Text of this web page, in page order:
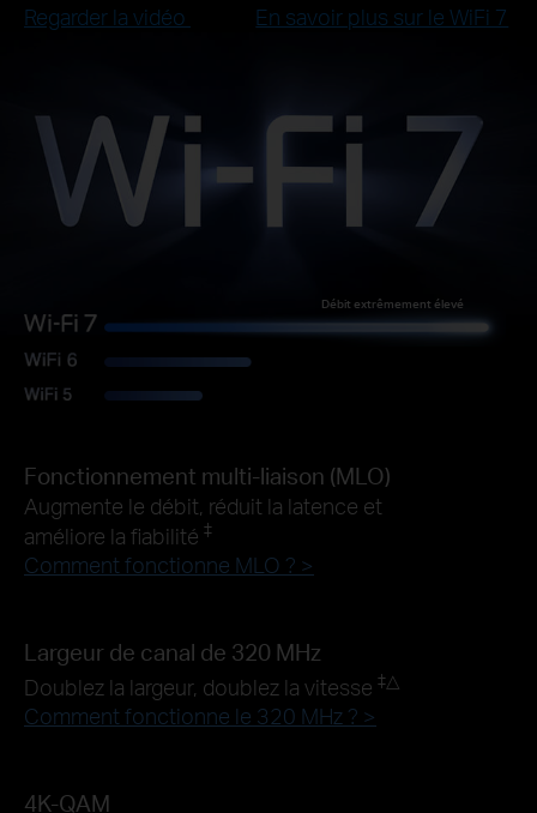
Regarder la vidéo
En savoir plus sur le WiFi 7
Débit extrêmement élevé
Fonctionnement multi-liaison (MLO)
Augmente le débit, réduit la latence et
améliore la fiabilité ‡
Comment fonctionne MLO ? >
Largeur de canal de 320 MHz
Doublez la largeur, doublez la vitesse ‡△
Comment fonctionne le 320 MHz ? >
4K-QAM